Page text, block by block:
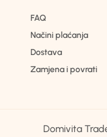
FAQ
Načini plaćanja
Dostava
Zamjena i povrati
Domivita